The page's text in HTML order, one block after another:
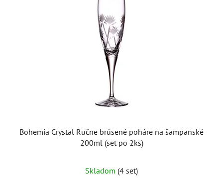
Bohemia Crystal Ručne brúsené poháre na šampanské
200ml (set po 2ks)
Skladom (4 set)